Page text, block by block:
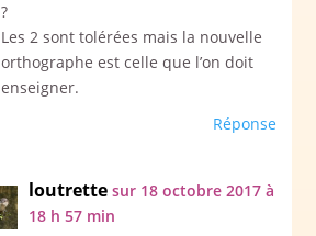
?
Les 2 sont tolérées mais la nouvelle
orthographe est celle que l’on doit
enseigner.
Réponse
loutrette sur 18 octobre 2017 à
18 h 57 min